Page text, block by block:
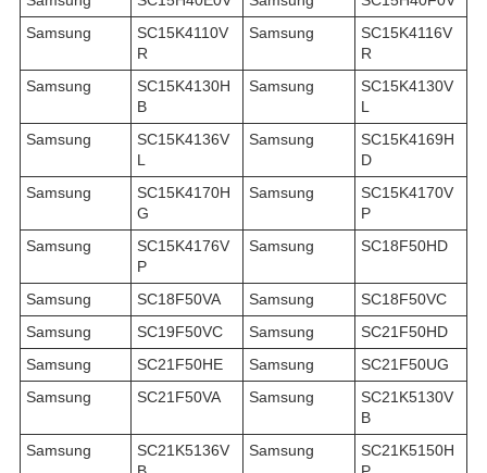
Samsung
SC15K4110V
R
Samsung
SC15K4116V
R
Samsung
SC15K4130H
B
Samsung
SC15K4130V
L
Samsung
SC15K4136V
L
Samsung
SC15K4169H
D
Samsung
SC15K4170H
G
Samsung
SC15K4170V
P
Samsung
SC15K4176V
P
Samsung SC18F50HD
Samsung SC18F50VA Samsung
SC18F50VC
Samsung
SC19F50VC Samsung
SC21F50HD
Samsung
SC21F50HE Samsung
SC21F50UG
Samsung
SC21F50VA Samsung
SC21K5130V
B
Samsung
SC21K5136V
Samsung
SC21K5150H